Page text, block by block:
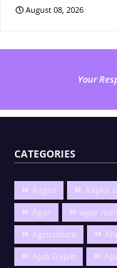
August 08, 2026
Your
CATEGORIES
Aagra Aapka
Agar
agar
Agriculture
Ajab Gajab